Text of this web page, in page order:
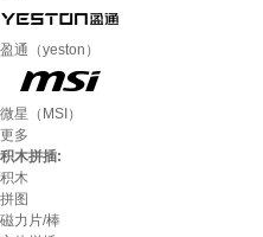
盈通（yeston）
微星（MSI）
更多
积木拼插:
积木
拼图
磁力片/棒